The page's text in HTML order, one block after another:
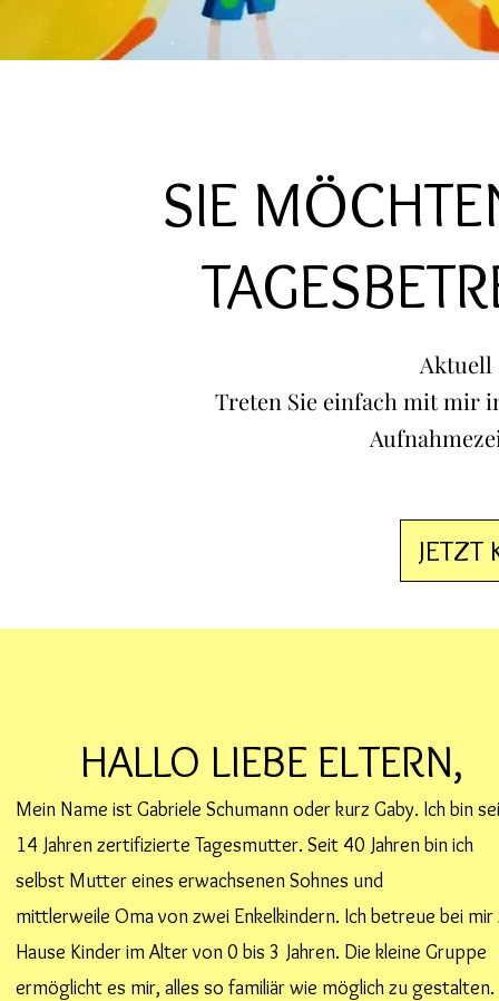
SIE
Aktuell
Treten Sie einfach mit mir
JETZT
HALLO LIEBE ELTERN,
Mein Name ist Gabriele Schumann oder kurz Gaby. Ich bin
14 Jahren zertifizierte Tagesmutter. Seit 40 Jahren bin ich
selbst Mutter eines erwachsenen Sohnes und
mittlerweile Oma von zwei Enkelkindern. Ich betreue bei mir
Hause Kinder im Alter von 0 bis 3 Jahren. Die kleine Gruppe
ermöglicht es mir, alles so familiär wie möglich zu gestalten.